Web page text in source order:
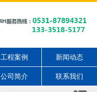
工程案例 新闻动态
公司简介 联系我们